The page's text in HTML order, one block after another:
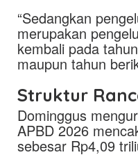
“Sedangkan
merupakan
kembali pada
maupun tahun
Struktur
Dominggus
APBD 2026
sebesar Rp4,09